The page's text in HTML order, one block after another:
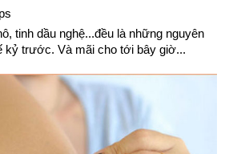
tinh dầu nghệ...đều là những nguyên
kỷ trước. Và mãi cho tới bây giờ...